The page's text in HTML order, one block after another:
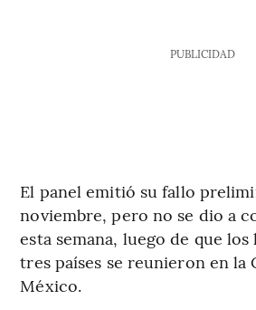
PUBLICIDAD
El panel emitió su fallo
noviembre, pero no se dio a
esta semana, luego de que
tres países se reunieron en la
México.